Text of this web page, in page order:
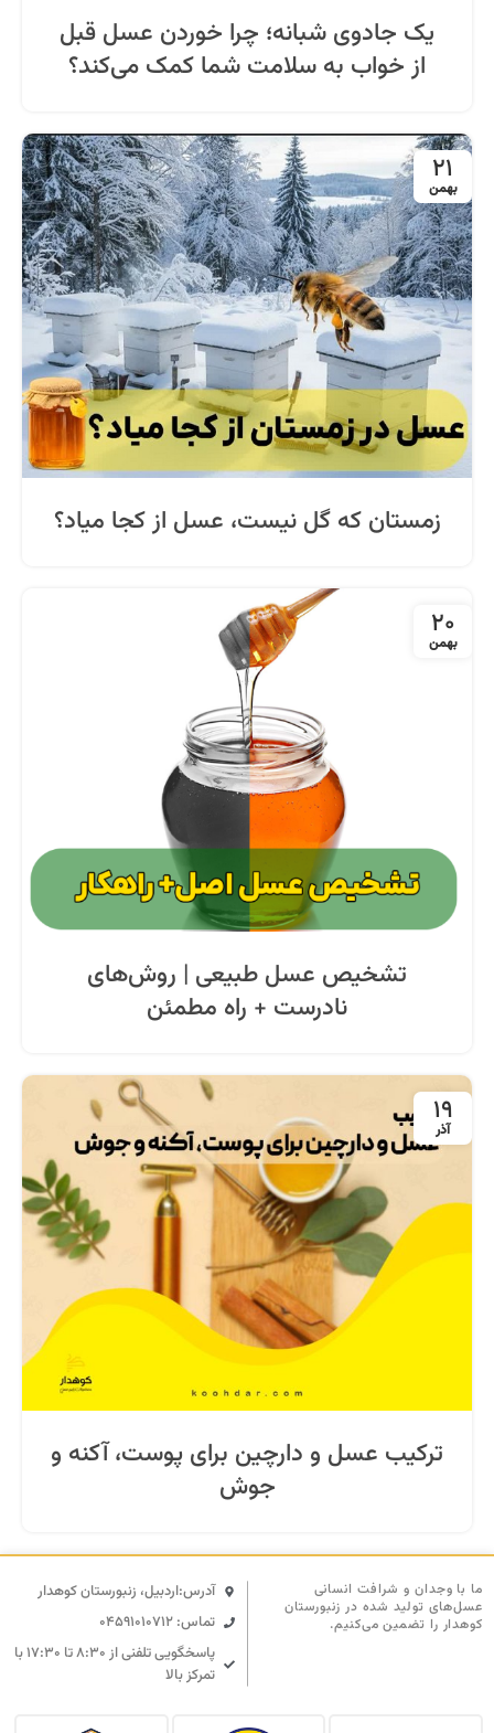
یک جادوی شبانه؛ چرا خوردن عسل قبل
از خواب به سلامت شما کمک می‌کند؟
21
بهمن
زمستان که گل نیست، عسل از کجا میاد؟
20
بهمن
تشخیص عسل طبیعی | روش‌های
نادرست + راه مطمئن
19
آذر
ترکیب عسل و دارچین برای پوست، آکنه و
جوش
آدرس:اردبیل، زنبورستان کوهدار
تماس: 04591010712
پاسخگویی تلفنی از ۸:۳۰ تا ۱۷:۳۰ با
تمرکز بالا
ما با وجدان و شرافت انسانی
عسل‌های تولید شده در زنبورستان
کوهدار را تضمین می‌کنیم.